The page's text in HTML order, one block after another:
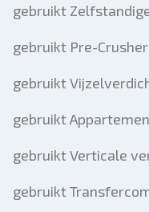
gebruikt
gebruikt Pre-
gebruikt
gebruikt
gebruikt Verticale
gebruikt